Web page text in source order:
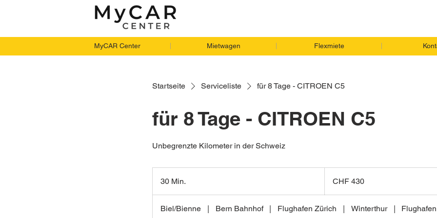
MyCAR Center Mietwagen Flexmiete
Startseite Serviceliste für 8 Tage - CITROEN C5
für 8 Tage - CITROEN C5
Unbegrenzte Kilometer in der Schweiz
30 Min.
0
frangı0
CHF 430
Biel/Bienne | Bern Bahnhof | Flughafen Zürich | Winterthur |